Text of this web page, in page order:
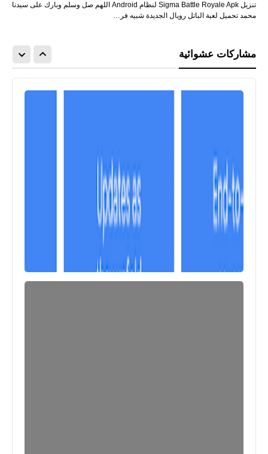
تنزيل Sigma Battle Royale Apk لنظام Android اللهم صل وسلم وبارك على سيدنا
محمد تحميل لعبة الباتل رويال الجديدة شبيه فر…
مشاركات عشوائية